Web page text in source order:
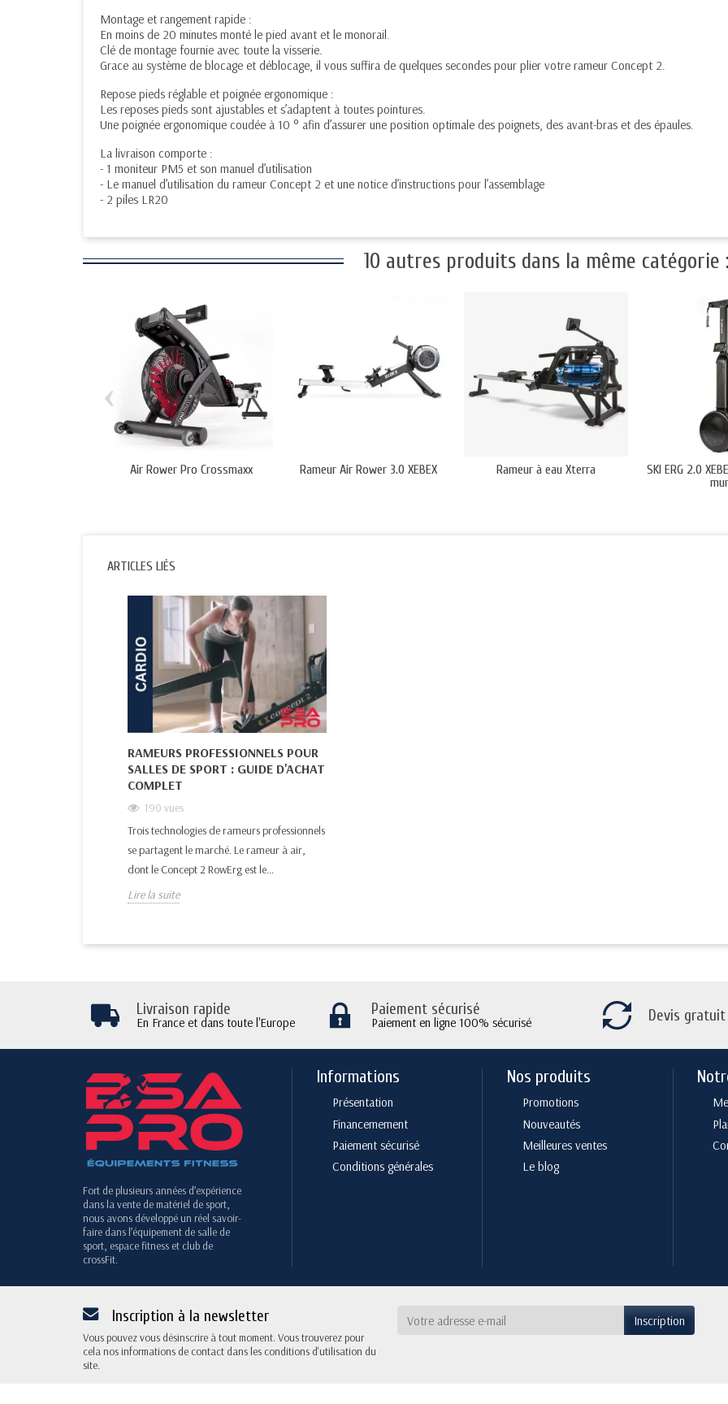
Montage et rangement rapide :
En moins de 20 minutes monté le pied avant et le monorail.
Clé de montage fournie avec toute la visserie.
Grace au système de blocage et déblocage, il vous suffira de quelques secondes pour plier votre rameur Concept 2.
Repose pieds réglable et poignée ergonomique :
Les reposes pieds sont ajustables et s’adaptent à toutes pointures.
Une poignée ergonomique coudée à 10 ° afin d’assurer une position optimale des poignets, des avant-bras et des épaules.
La livraison comporte :
- 1 moniteur PM5 et son manuel d’utilisation
- Le manuel d’utilisation du rameur Concept 2 et une notice d’instructions pour l’assemblage
- 2 piles LR20
10 autres produits dans la même catégorie
Air Rower Pro Crossmaxx Rameur Air Rower 3.0 XEBEX Rameur à eau Xterra
SKI ERG 2.0
‹
ARTICLES LIÉS
RAMEURS PROFESSIONNELS POUR
SALLES DE SPORT : GUIDE D'ACHAT
COMPLET
190 vues
Trois technologies de rameurs professionnels
se partagent le marché. Le rameur à air,
dont le Concept 2 RowErg est le...
Lire la suite
Livraison rapide
En France et dans toute l'Europe
Paiement sécurisé
Paiement en ligne 100% sécurisé Devis gratuit
Fort de plusieurs années d’expérience
dans la vente de matériel de sport,
nous avons développé un réel savoir-
faire dans l’équipement de salle de
sport, espace fitness et club de
crossFit.
Informations
Présentation
Financemement
Paiement sécurisé
Conditions générales
Nos produits
Promotions
Nouveautés
Meilleures ventes
Le blog
Inscription à la newsletter
Vous pouvez vous désinscrire à tout moment. Vous trouverez pour
cela nos informations de contact dans les conditions d'utilisation du
site.